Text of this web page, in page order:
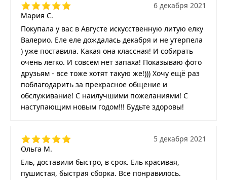
Мария С.
6 декабря 2021
Покупала у вас в Августе искусственную литую елку
Валерио. Еле еле дождалась декабря и не утерпела
) уже поставила. Какая она классная! И собирать
очень легко. И совсем нет запаха! Показываю фото
друзьям - все тоже хотят такую же!))) Хочу ещё раз
поблагодарить за прекрасное общение и
обслуживание! С наилучшими пожеланиями! С
наступающим новым годом!!! Будьте здоровы!
Ольга М.
5 декабря 2021
Ель, доставили быстро, в срок. Ель красивая,
пушистая, быстрая сборка. Все понравилось.